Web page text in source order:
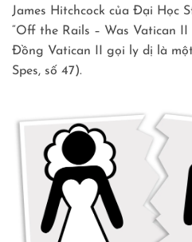
James Hitchcock của Đại Học
“Off the Rails – Was Vatican II
Đồng Vatican II gọi ly dị là một
Spes, số 47).